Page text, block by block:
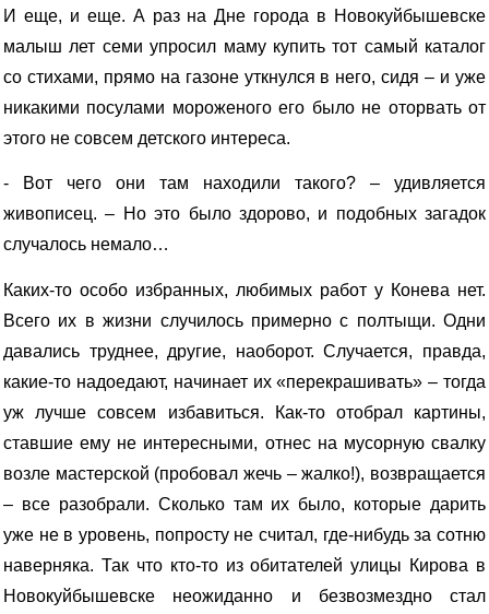
И еще, и еще. А раз на Дне города в Новокуйбышевске
малыш лет семи упросил маму купить тот самый каталог
со стихами, прямо на газоне уткнулся в него, сидя – и уже
никакими посулами мороженого его было не оторвать от
этого не совсем детского интереса.
- Вот чего они там находили такого? – удивляется
живописец. – Но это было здорово, и подобных загадок
случалось немало…
Каких-то особо избранных, любимых работ у Конева нет.
Всего их в жизни случилось примерно с полтыщи. Одни
давались труднее, другие, наоборот. Случается, правда,
какие-то надоедают, начинает их «перекрашивать» – тогда
уж лучше совсем избавиться. Как-то отобрал картины,
ставшие ему не интересными, отнес на мусорную свалку
возле мастерской (пробовал жечь – жалко!), возвращается
– все разобрали. Сколько там их было, которые дарить
уже не в уровень, попросту не считал, где-нибудь за сотню
наверняка. Так что кто-то из обитателей улицы Кирова в
Новокуйбышевске неожиданно и безвозмездно стал